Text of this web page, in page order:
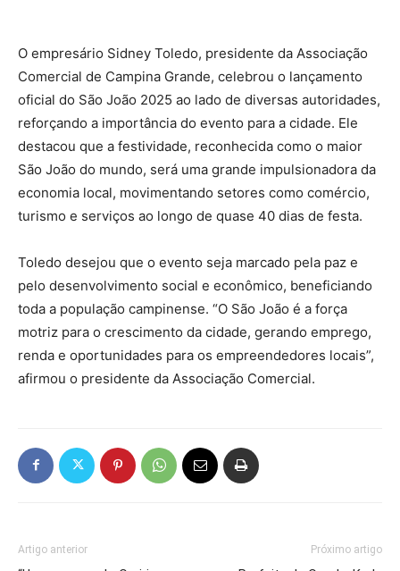
O empresário Sidney Toledo, presidente da Associação
Comercial de Campina Grande, celebrou o lançamento
oficial do São João 2025 ao lado de diversas autoridades,
reforçando a importância do evento para a cidade. Ele
destacou que a festividade, reconhecida como o maior
São João do mundo, será uma grande impulsionadora da
economia local, movimentando setores como comércio,
turismo e serviços ao longo de quase 40 dias de festa.
Toledo desejou que o evento seja marcado pela paz e
pelo desenvolvimento social e econômico, beneficiando
toda a população campinense. “O São João é a força
motriz para o crescimento da cidade, gerando emprego,
renda e oportunidades para os empreendedores locais”,
afirmou o presidente da Associação Comercial.
Artigo anterior Próximo artigo